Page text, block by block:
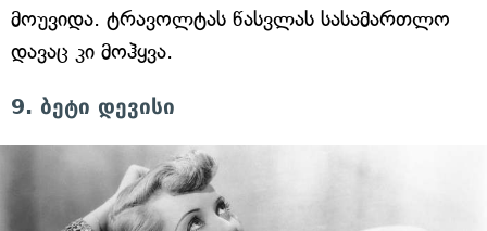
მოუვიდა. ტრავოლტას წასვლას სასამართლო
დავაც კი მოჰყვა.
9. ბეტი დევისი